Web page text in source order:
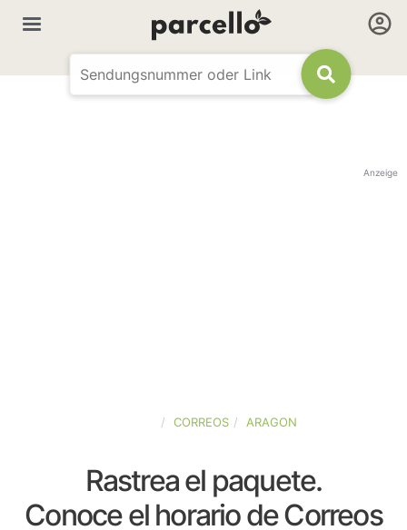
Anzeige
CORREOS ARAGON
Rastrea el paquete.
Conoce el horario de Correos